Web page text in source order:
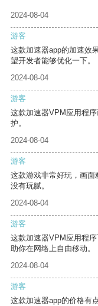
2024-08-04
游客
这款加速器app的加速效
望开发者能够优化一下。
2024-08-04
游客
这款加速器VPM应用程
护。
2024-08-04
游客
这款游戏非常好玩，画
没有玩腻。
2024-08-04
游客
这款加速器VPM应用程
助你在网络上自由移动。
2024-08-04
游客
这款加速器app的价格有